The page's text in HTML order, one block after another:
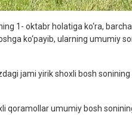
1- oktabr holatiga ko‘ra,
ko‘payib, ularning umumiy
jami yirik shoxli bosh sonining
qoramollar umumiy bosh